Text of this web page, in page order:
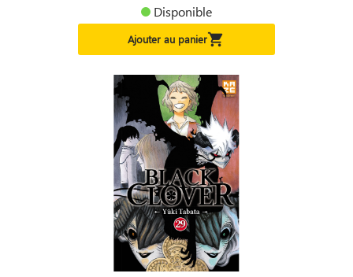
Disponible
Ajouter au panier